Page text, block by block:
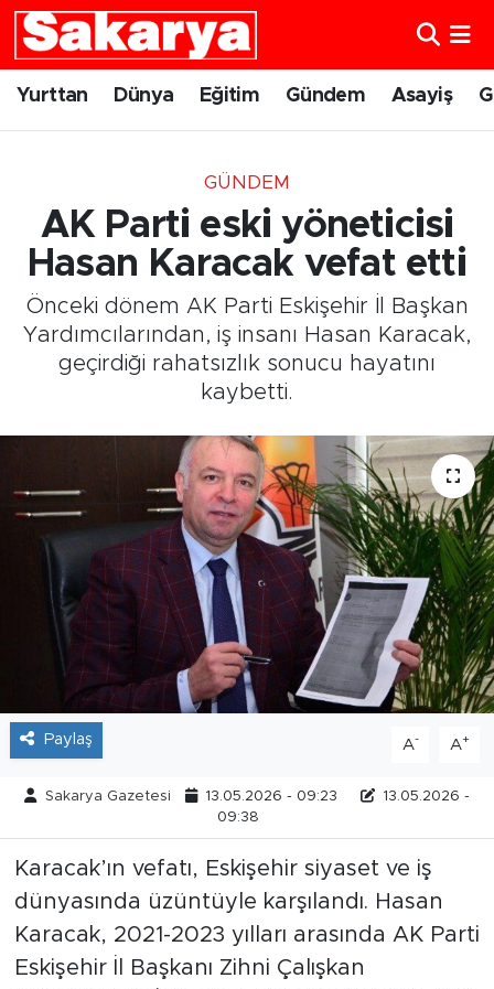
Yurttan Dünya Eğitim Gündem Asayiş
GÜNDEM
AK Parti eski yöneticisi
Hasan Karacak vefat etti
Önceki dönem AK Parti Eskişehir İl Başkan
Yardımcılarından, iş insanı Hasan Karacak,
geçirdiği rahatsızlık sonucu hayatını
kaybetti.
Paylaş A- A+
Sakarya Gazetesi 13.05.2026 - 09:23
13.05.2026 -
09:38
Karacak’ın vefatı, Eskişehir siyaset ve iş
dünyasında üzüntüyle karşılandı. Hasan
Karacak, 2021-2023 yılları arasında AK Parti
Eskişehir İl Başkanı Zihni Çalışkan
Yurttan
Gündem
Eskişehirspor
Spor
Kültür Sanat
Tarihçe
Resmi İlanlar
Söyleşi
Foto Şaka
Teknoloji
Eskişehir Nöbetçi Eczaneler
Eskişehir Trafik Yoğunluk Haritası
Süper Lig Puan Durumu ve Fikstür
Tüm Manşetler